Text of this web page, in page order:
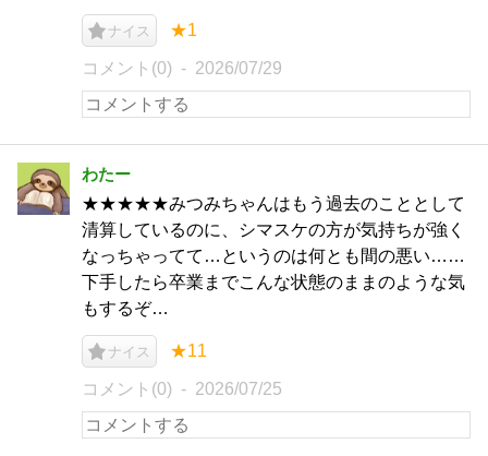
ナイス ★1
コメント(0) 2026/07/29
わたー
★★★★★みつみちゃんはもう過去のこととして
清算しているのに、シマスケの方が気持ちが強く
なっちゃってて…というのは何とも間の悪い……
下手したら卒業までこんな状態のままのような気
もするぞ…
ナイス ★11
コメント(0) 2026/07/25